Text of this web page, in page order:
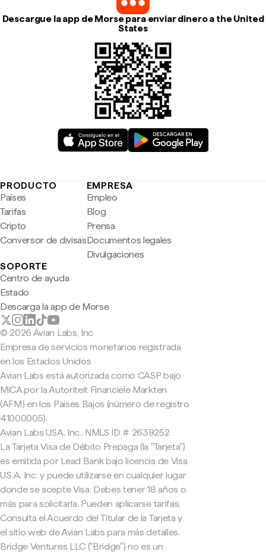
Descargue la app de Morse para enviar dinero a the United
States
PRODUCTO
Países
Tarifas
Cripto
Conversor de divisas
EMPRESA
Empleo
Blog
Prensa
Documentos legales
Divulgaciones
SOPORTE
Centro de ayuda
Estado
Descarga la app de Morse
© 2026 Avian Labs, Inc
Empresa de servicios monetarios registrada
en los Estados Unidos
Avian Labs está autorizada como CASP bajo
MiCA por la Autoriteit Financiële Markten
(AFM) en los Países Bajos (número de registro
41000005).
Avian Labs USA, Inc., NMLS ID # 2639252
La Tarjeta Visa de Débito Prepaga (la "Tarjeta")
es emitida por Lead Bank bajo licencia de Visa
U.S.A. Inc. y puede utilizarse en cualquier lugar
donde se acepte Visa. Debes tener 18 años o
más para solicitarla. Pueden aplicarse tarifas.
Consulta el Acuerdo del Titular de la Tarjeta y
el sitio web de Avian Labs para más detalles.
Bridge Ventures LLC ("Bridge") no es un